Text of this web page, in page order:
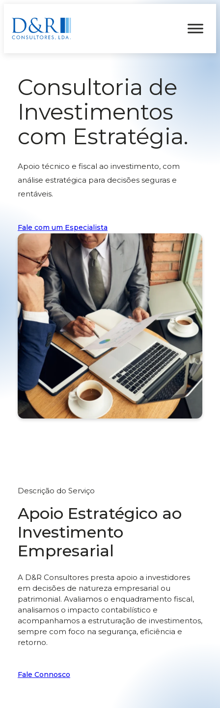
para
Consultoria de
Investimentos
com Estratégia.
Apoio técnico e fiscal ao investimento, com
análise estratégica para decisões seguras e
rentáveis.
Fale com um Especialista
Descrição do Serviço
Apoio Estratégico ao
Investimento
Empresarial
A D&R Consultores presta apoio a investidores
em decisões de natureza empresarial ou
patrimonial. Avaliamos o enquadramento fiscal,
analisamos o impacto contabilístico e
acompanhamos a estruturação de investimentos,
sempre com foco na segurança, eficiência e
retorno.
Fale Connosco